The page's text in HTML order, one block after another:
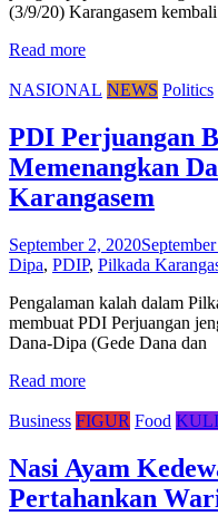
(3/9/20) Karangasem
Read more
NASIONAL NEWS Politics
PDI Perjuangan
Memenangkan
Karangasem
September 2, 2020
Dipa, PDIP, Pilkada
Pengalaman kalah dalam
membuat PDI Perjuangan
Dana-Dipa (Gede Dana dan
Read more
Business FIGUR Food
Nasi Ayam
Pertahankan